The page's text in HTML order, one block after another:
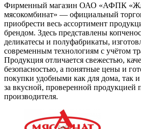
Фирменный магазин ОАО «АФПК
мясокомбинат» — официальный
приобрести весь ассортимент
брендом. Здесь представлены
деликатесы и полуфабрикаты,
современным технологиям с учётом
Продукция отличается свежестью,
безопасностью, а понятные цены и
покупки удобными как для дома, так
за вкусной, проверенной продукцией
производителя.